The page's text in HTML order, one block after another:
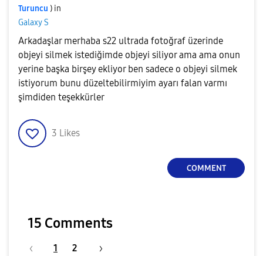
Turuncu ) in
Galaxy S
Arkadaşlar merhaba s22 ultrada fotoğraf üzerinde
objeyi silmek istediğimde objeyi siliyor ama ama onun
yerine başka birşey ekliyor ben sadece o objeyi silmek
istiyorum bunu düzeltebilirmiyim ayarı falan varmı
şimdiden teşekkürler
3 Likes
COMMENT
15 Comments
1 2